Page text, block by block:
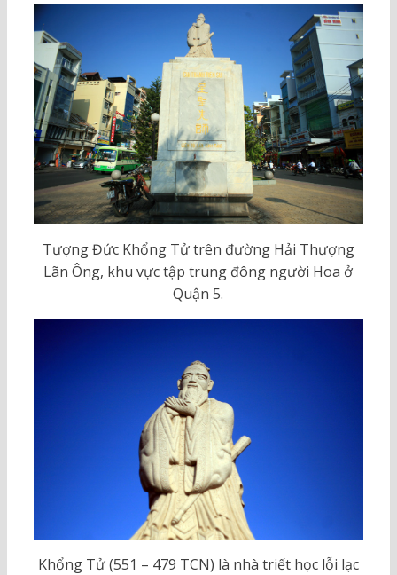
Tượng Đức Khổng Tử trên đường Hải Thượng
Lãn Ông, khu vực tập trung đông người Hoa ở
Quận 5.
Khổng Tử (551 – 479 TCN) là nhà triết học lỗi lạc